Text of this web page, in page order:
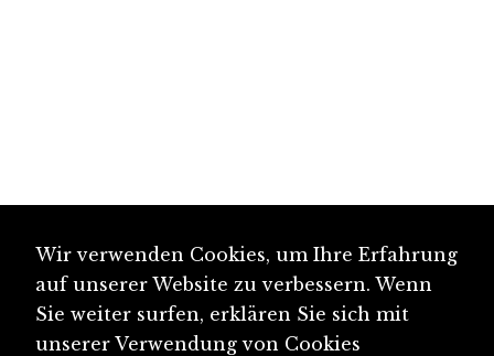
Wir verwenden Cookies, um Ihre Erfahrung
auf unserer Website zu verbessern. Wenn
Sie weiter surfen, erklären Sie sich mit
unserer Verwendung von Cookies